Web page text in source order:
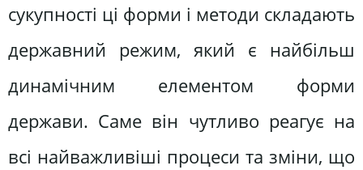
сукупності ці форми і методи складають
державний режим, який є найбільш
динамічним елементом форми
держави. Саме він чутливо реагує на
всі найважливіші процеси та зміни, що